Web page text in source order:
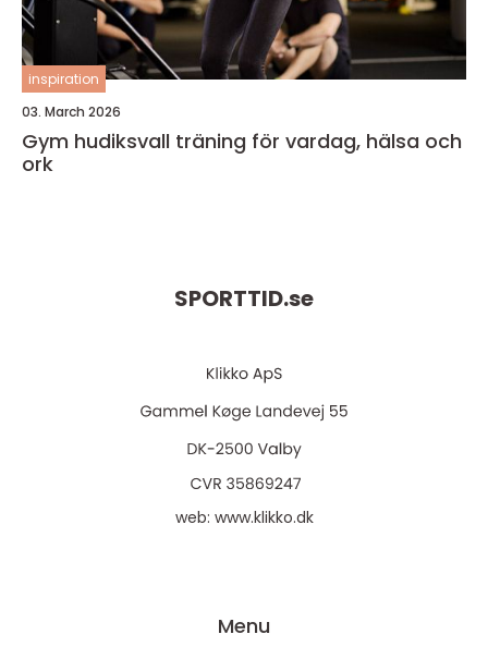
inspiration
03. March 2026
Gym hudiksvall träning för vardag, hälsa och
ork
SPORTTID.se
web: www.klikko.dk
Menu